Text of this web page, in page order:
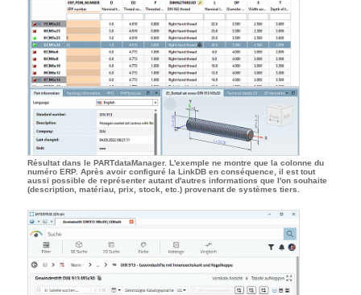
Résultat dans le PARTdataManager. L'exemple ne montre que la colonne du
numéro ERP. Après avoir configuré la LinkDB en conséquence, il est tout
aussi possible de représenter autant d'autres informations que l'on souhaite
(description, matériau, prix, stock, etc.) provenant de systèmes tiers.